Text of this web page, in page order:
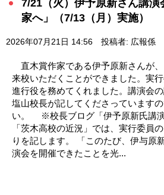
7/21（火）伊予原新さん講
家へ」（7/13（月）実施）
2026年07月21日 14:56 投稿者: 広報係
直木賞作家である伊予原新さんが
来校いただくことができました。実
進行役を務めてくれました。講演会
塩山校長が記してくださっています
い。 ※校長ブログ「伊予原新氏講
「茨木高校の近況」では、実行委員
りを記します。 「このたび、伊与原
演会を開催できたことを光...